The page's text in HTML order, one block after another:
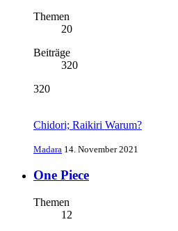
Themen
20
Beiträge
320
320
Chidori; Raikiri Warum?
Madara 14. November 2021
One Piece
Themen
12